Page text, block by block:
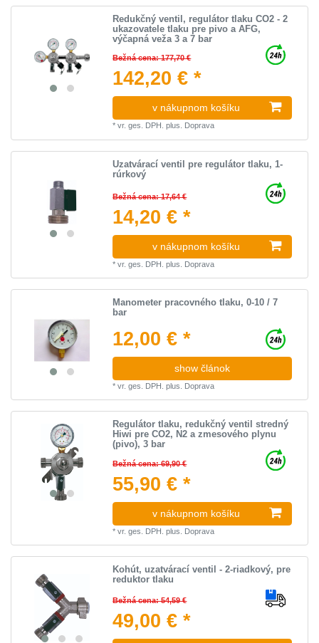
Redukčný ventil, regulátor tlaku CO2 - 2
ukazovatele tlaku pre pivo a AFG,
výčapná veža 3 a 7 bar
Bežná cena: 177,70 €
142,20 € *
v nákupnom košíku
*vr. ges. DPH. plus. Doprava
Uzatvárací ventil pre regulátor tlaku, 1-
rúrkový
Bežná cena: 17,64 €
14,20 € *
v nákupnom košíku
*vr. ges. DPH. plus. Doprava
Manometer pracovného tlaku, 0-10 / 7
bar
12,00 € *
show článok
*vr. ges. DPH. plus. Doprava
Regulátor tlaku, redukčný ventil stredný
Hiwi pre CO2, N2 a zmesového plynu
(pivo), 3 bar
Bežná cena: 69,90 €
55,90 € *
v nákupnom košíku
*vr. ges. DPH. plus. Doprava
Kohút, uzatvárací ventil - 2-riadkový, pre
reduktor tlaku
Bežná cena: 54,59 €
49,00 € *